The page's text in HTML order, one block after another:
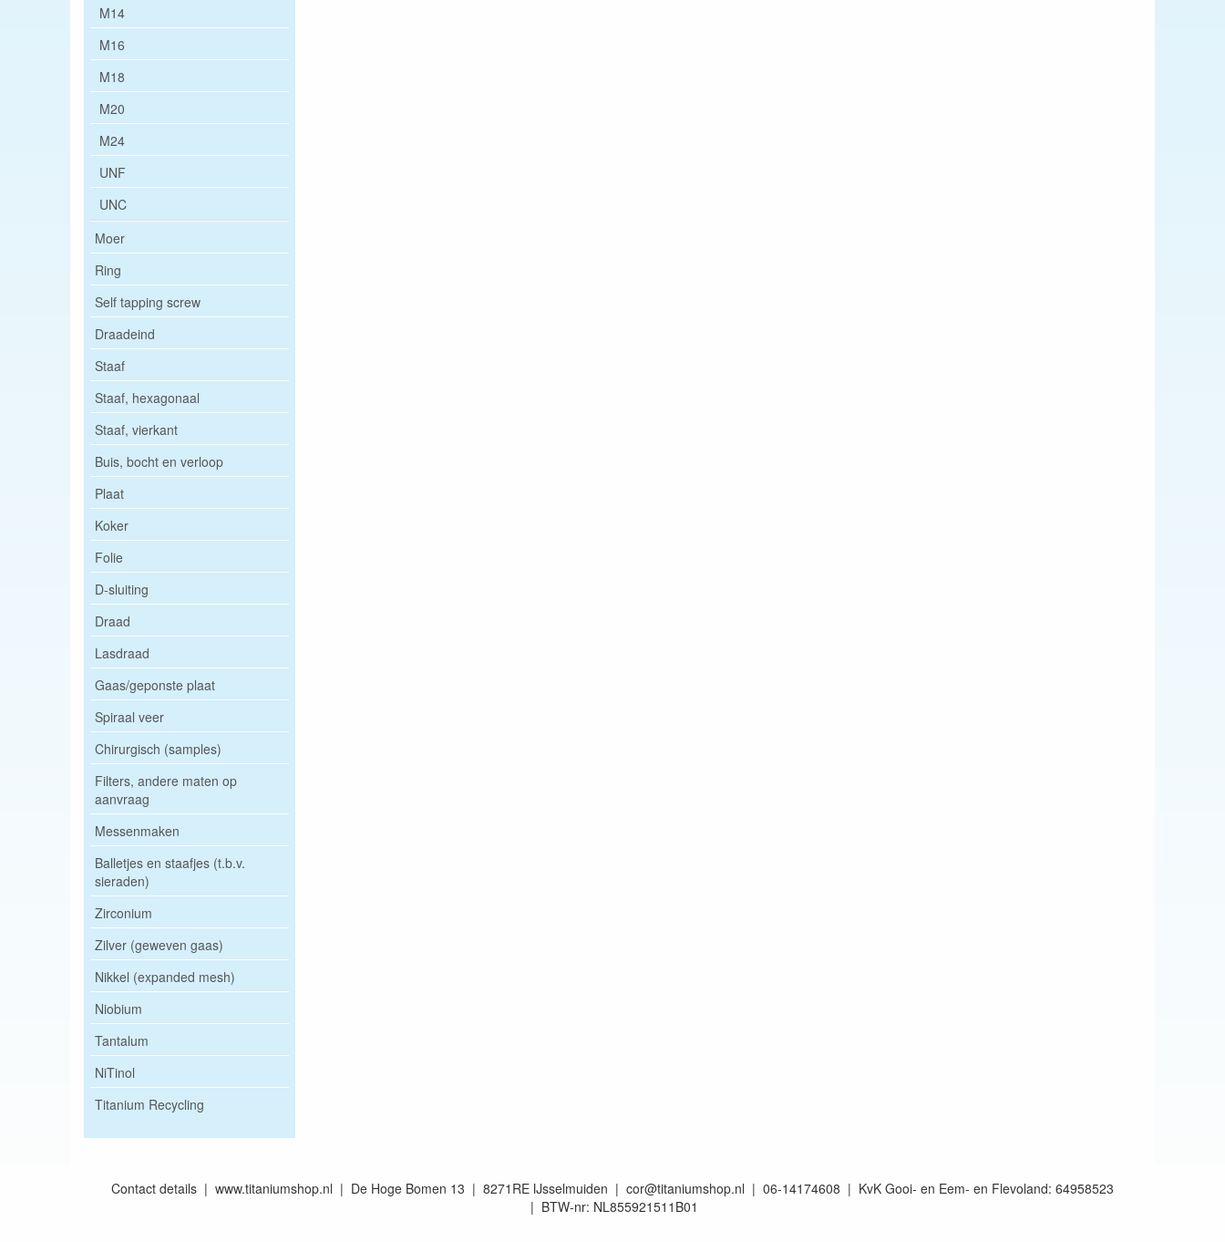
M14
M16
M18
M20
M24
UNF
UNC
Moer
Ring
Self tapping screw
Draadeind
Staaf
Staaf, hexagonaal
Staaf, vierkant
Buis, bocht en verloop
Plaat
Koker
Folie
D-sluiting
Draad
Lasdraad
Gaas/geponste plaat
Spiraal veer
Chirurgisch (samples)
Filters, andere maten op
aanvraag
Messenmaken
Balletjes en staafjes (t.b.v.
sieraden)
Zirconium
Zilver (geweven gaas)
Nikkel (expanded mesh)
Niobium
Tantalum
NiTinol
Titanium Recycling
Contact details | www.titaniumshop.nl | De Hoge Bomen 13 | 8271RE IJsselmuiden | cor@titaniumshop.nl | 06-14174608 | KvK Gooi- en Eem- en Flevoland: 64958523
| BTW-nr: NL855921511B01